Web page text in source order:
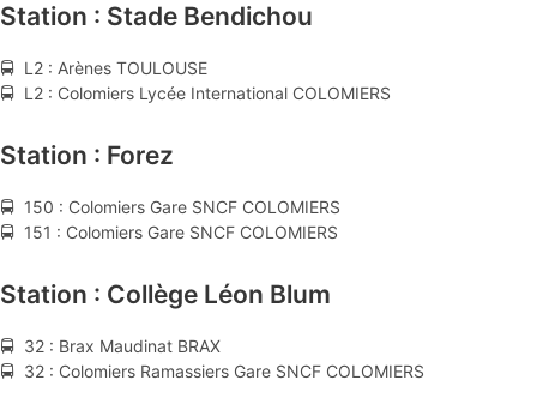
Station : Stade Bendichou
🚍 L2 : Arènes TOULOUSE
🚍 L2 : Colomiers Lycée International COLOMIERS
Station : Forez
🚍 150 : Colomiers Gare SNCF COLOMIERS
🚍 151 : Colomiers Gare SNCF COLOMIERS
Station : Collège Léon Blum
🚍 32 : Brax Maudinat BRAX
🚍 32 : Colomiers Ramassiers Gare SNCF COLOMIERS